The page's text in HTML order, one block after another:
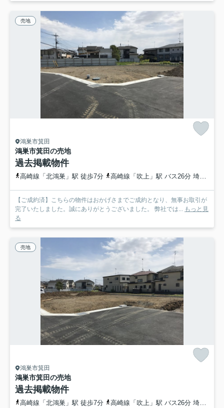
売地
鴻巣市箕田
鴻巣市箕田の売地
過去掲載物件
高崎線「北鴻巣」駅 徒歩7分 高崎線「吹上」駅 バス26分 埼玉県鴻巣市「北鴻巣駅東口」 停歩9分
【ご成約済】こちらの物件はおかげさまでご成約となり、無事お取引が
完了いたしました。誠にありがとうございました。 弊社では... もっと見
る
売地
鴻巣市箕田
鴻巣市箕田の売地
過去掲載物件
高崎線「北鴻巣」駅 徒歩7分 高崎線「吹上」駅 バス26分 埼玉県鴻巣市「北鴻巣駅東口」 停歩9分